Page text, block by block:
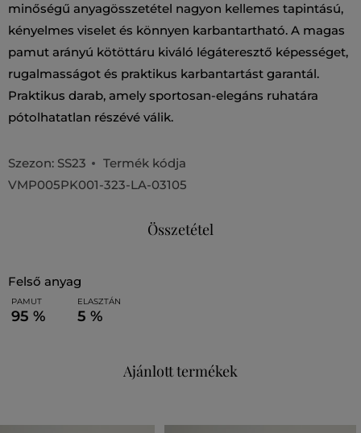
minőségű anyagösszetétel nagyon kellemes tapintású,
kényelmes viselet és könnyen karbantartható. A magas
pamut arányú kötöttáru kiváló légáteresztő képességet,
rugalmasságot és praktikus karbantartást garantál.
Praktikus darab, amely sportosan-elegáns ruhatára
pótolhatatlan részévé válik.
Szezon: SS23
Termék kódja
VMP005PK001-323-LA-03105
Összetétel
felső anyag
PAMUT
95 %
ELASZTÁN
5 %
Ajánlott termékek